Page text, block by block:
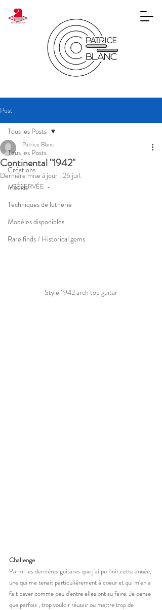
Post
Tous les Posts
Créations
Médias
Techniques de lutherie
Modèles disponibles
Rare finds / Historical gems
Tous les Posts
Continental "1942"
Patrice Blanc
Dernière mise à jour : 26 juil.
-RÉSERVÉE  -
Style 1942 arch top guitar
Challenge
Parmi les dernières guitares que j'ai pu finir cette année,
une qui me tenait particulièrement à coeur et qui m'en a
fait baver comme peu d'entre elles ont su faire. Je pense
que parfois , trop vouloir réussir ou mettre trop de